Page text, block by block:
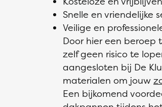
Snelle en vriendelijke
Veilige en
Door hier een beroep
zelf geen risico te
aangesloten bij De
materialen om jouw
Een bijkomend